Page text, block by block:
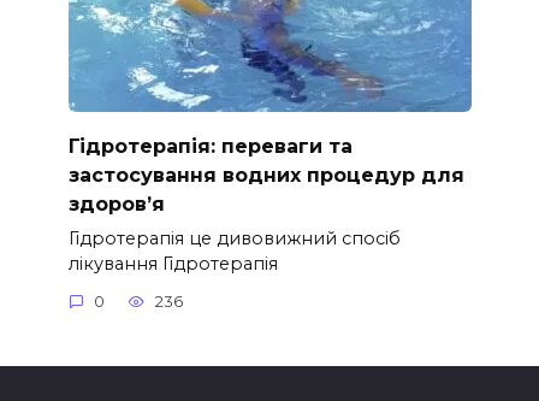
Гідротерапія: переваги та
застосування водних процедур для
здоров’я
Гідротерапія це дивовижний спосіб
лікування Гідротерапія
0 236